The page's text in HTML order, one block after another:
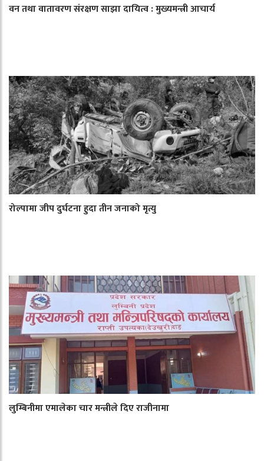
वन तथा वातावरण संरक्षण साझा दायित्व : मुख्यमन्त्री आचार्य
रोल्पामा जीप दुर्घटना हुदा तीन जनाको मृत्यु
लुम्बिनीमा एमालेका चार मन्त्रीले दिए राजीनामा